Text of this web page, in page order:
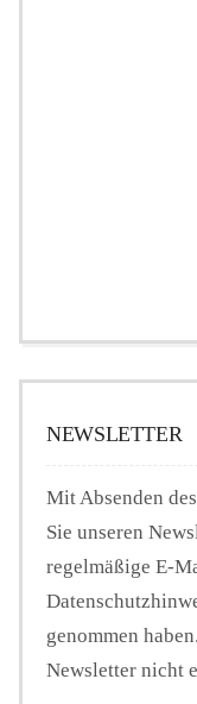
NEWSLETTER
Mit Absenden
Sie unseren
regelmäßige E-
genommen
Newsletter nicht